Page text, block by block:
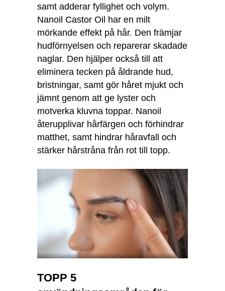
samt adderar fyllighet och volym.
Nanoil Castor Oil har en milt
mörkande effekt på hår. Den främjar
hudförnyelsen och reparerar skadade
naglar. Den hjälper också till att
eliminera tecken på åldrande hud,
bristningar, samt gör håret mjukt och
jämnt genom att ge lyster och
motverka kluvna toppar. Nanoil
återupplivar hårfärgen och förhindrar
matthet, samt hindrar håravfall och
stärker hårstråna från rot till topp.
TOPP 5